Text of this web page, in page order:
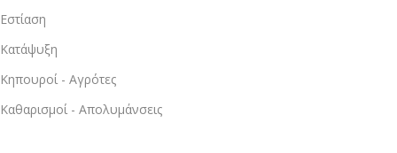
Εστίαση
Κατάψυξη
Κηπουροί - Αγρότες
Καθαρισμοί - Απολυμάνσεις